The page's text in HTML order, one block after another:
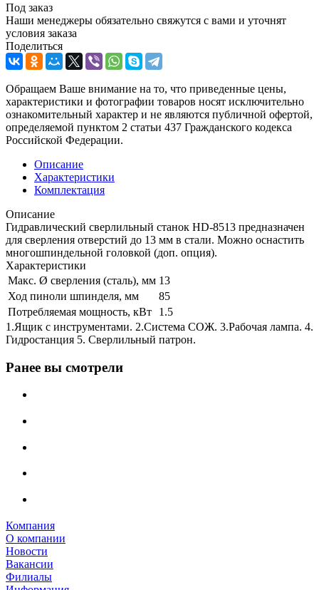
Под заказ
Наши менеджеры обязательно свяжутся с вами и уточнят
условия заказа
Поделиться
Обращаем Ваше внимание на то, что приведенные цены,
характеристики и фотографии товаров носят исключительно
ознакомительный характер и не являются публичной офертой,
определяемой пунктом 2 статьи 437 Гражданского кодекса
Российской Федерации.
Описание
Характеристики
Комплектация
Описание
Гидравлический сверлильный станок HD-8513 предназначен
для сверления отверстий до 13 мм в стали. Можно оснастить
многошпиндельной головкой (доп. опция).
Характеристики
Макс. Ø сверления (сталь), мм 13
Ход пиноли шпинделя, мм
85
Потребляемая мощность, кВт
1.5
1.Ящик с инструментами. 2.Система СОЖ. 3.Рабочая лампа. 4.
Гидростанция 5. Сверлильный патрон.
Ранее вы смотрели
Компания
О компании
Новости
Вакансии
Филиалы